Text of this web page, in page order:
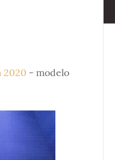
2020 - modelo